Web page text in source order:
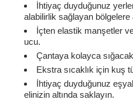
İhtiyaç duyduğunuz
alabilirlik sağlayan bölgelere
İçten elastik manşetler
ucu.
Çantaya kolayca sığacak
Ekstra sıcaklık için kuş
İhtiyaç duyduğunuz
elinizin altında saklayın.